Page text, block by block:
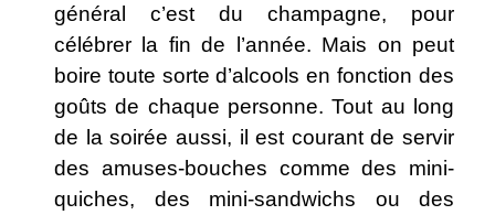
général c’est du champagne, pour
célébrer la fin de l’année. Mais on peut
boire toute sorte d’alcools en fonction des
goûts de chaque personne. Tout au long
de la soirée aussi, il est courant de servir
des amuses-bouches comme des mini-
quiches, des mini-sandwichs ou des